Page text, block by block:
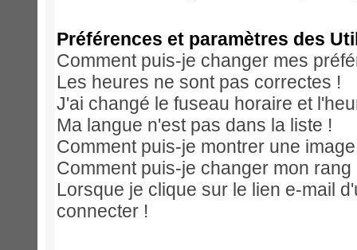
Préférences et paramètres des
Comment puis-je changer mes
Les heures ne sont pas correctes !
J'ai changé le fuseau horaire et
Ma langue n'est pas dans la liste !
Comment puis-je montrer une
Comment puis-je changer mon rang
Lorsque je clique sur le lien e-mail
connecter !